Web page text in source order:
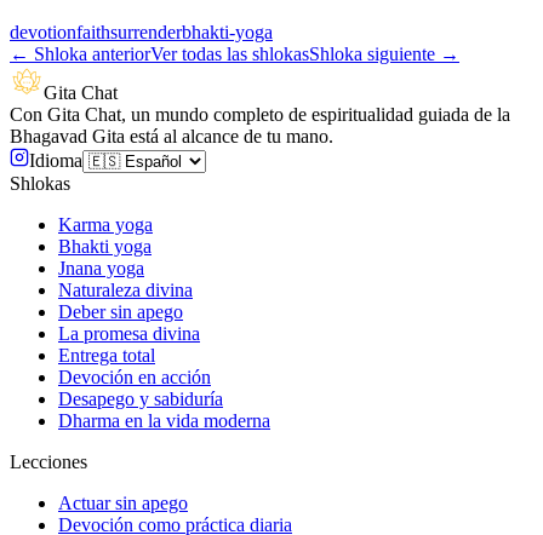
devotionfaithsurrenderbhakti-yoga
← Shloka anteriorVer todas las shlokasShloka siguiente →
Gita Chat
Con Gita Chat, un mundo completo de espiritualidad guiada de la
Bhagavad Gita está al alcance de tu mano.
Idioma
Shlokas
Karma yoga
Bhakti yoga
Jnana yoga
Naturaleza divina
Deber sin apego
La promesa divina
Entrega total
Devoción en acción
Desapego y sabiduría
Dharma en la vida moderna
Lecciones
Actuar sin apego
Devoción como práctica diaria